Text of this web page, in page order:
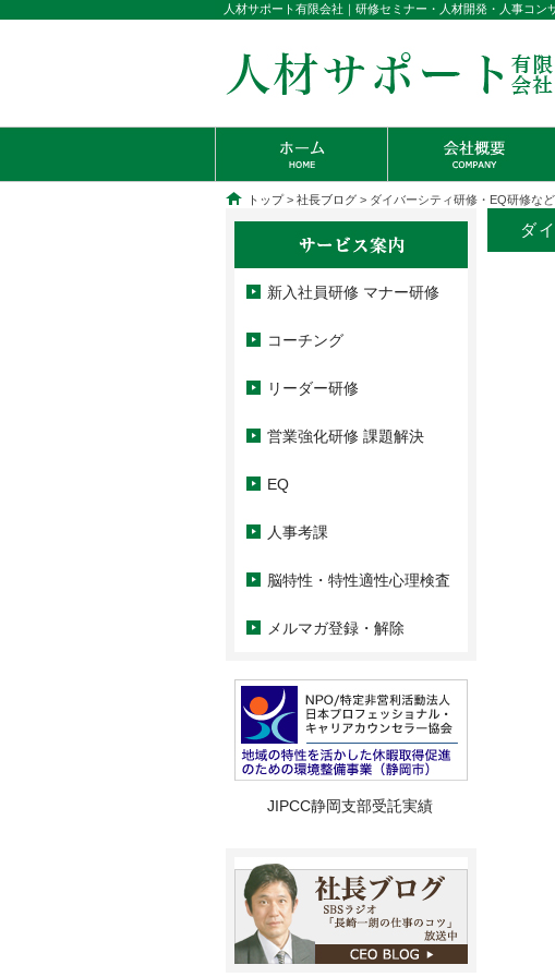
人材サポート有限会社｜研修セミナー・人材開発・人事コン
トップ> 社長ブログ > ダイバーシティ研修・EQ研修な
ダ
新入社員研修 マナー研修
コーチング
リーダー研修
営業強化研修 課題解決
EQ
人事考課
脳特性・特性適性心理検査
メルマガ登録・解除
JIPCC静岡支部受託実績